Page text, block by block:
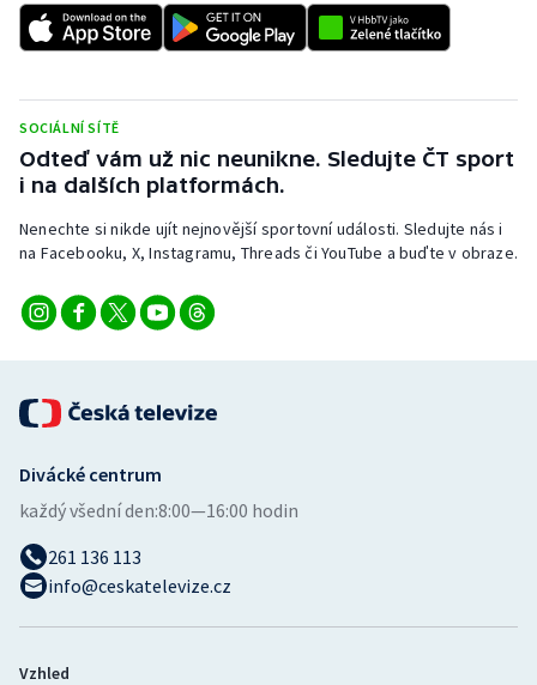
Sportovní střelba
Stolní tenis
Triatlon
Veslování
Volejbal
SOCIÁLNÍ SÍTĚ
Odteď vám už nic neunikne. Sledujte ČT sport
i na dalších platformách.
Nenechte si nikde ujít nejnovější sportovní události. Sledujte nás i
na Facebooku, X, Instagramu, Threads či YouTube a buďte v obraze.
Divácké centrum
každý všední den:8:00—16:00 hodin
261 136 113
info@ceskatelevize.cz
Vzhled